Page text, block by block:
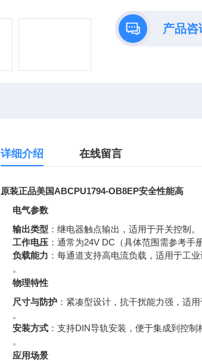
产品咨
详细介绍 在线留言
原装正品美国ABCPU1794-OB8EP安全性能高
电气参数
输出类型 ：继电器触点输出，适用于开关控制。
工作电压 ：通常为24V DC（具体范围需参考手
负载能力 ：每通道支持高电流负载，适用于工
。
物理特性
尺寸与防护 ：紧凑型设计，抗干扰能力强，适
。
安装方式 ：支持DIN导轨安装，便于集成到控制
。
应用场景